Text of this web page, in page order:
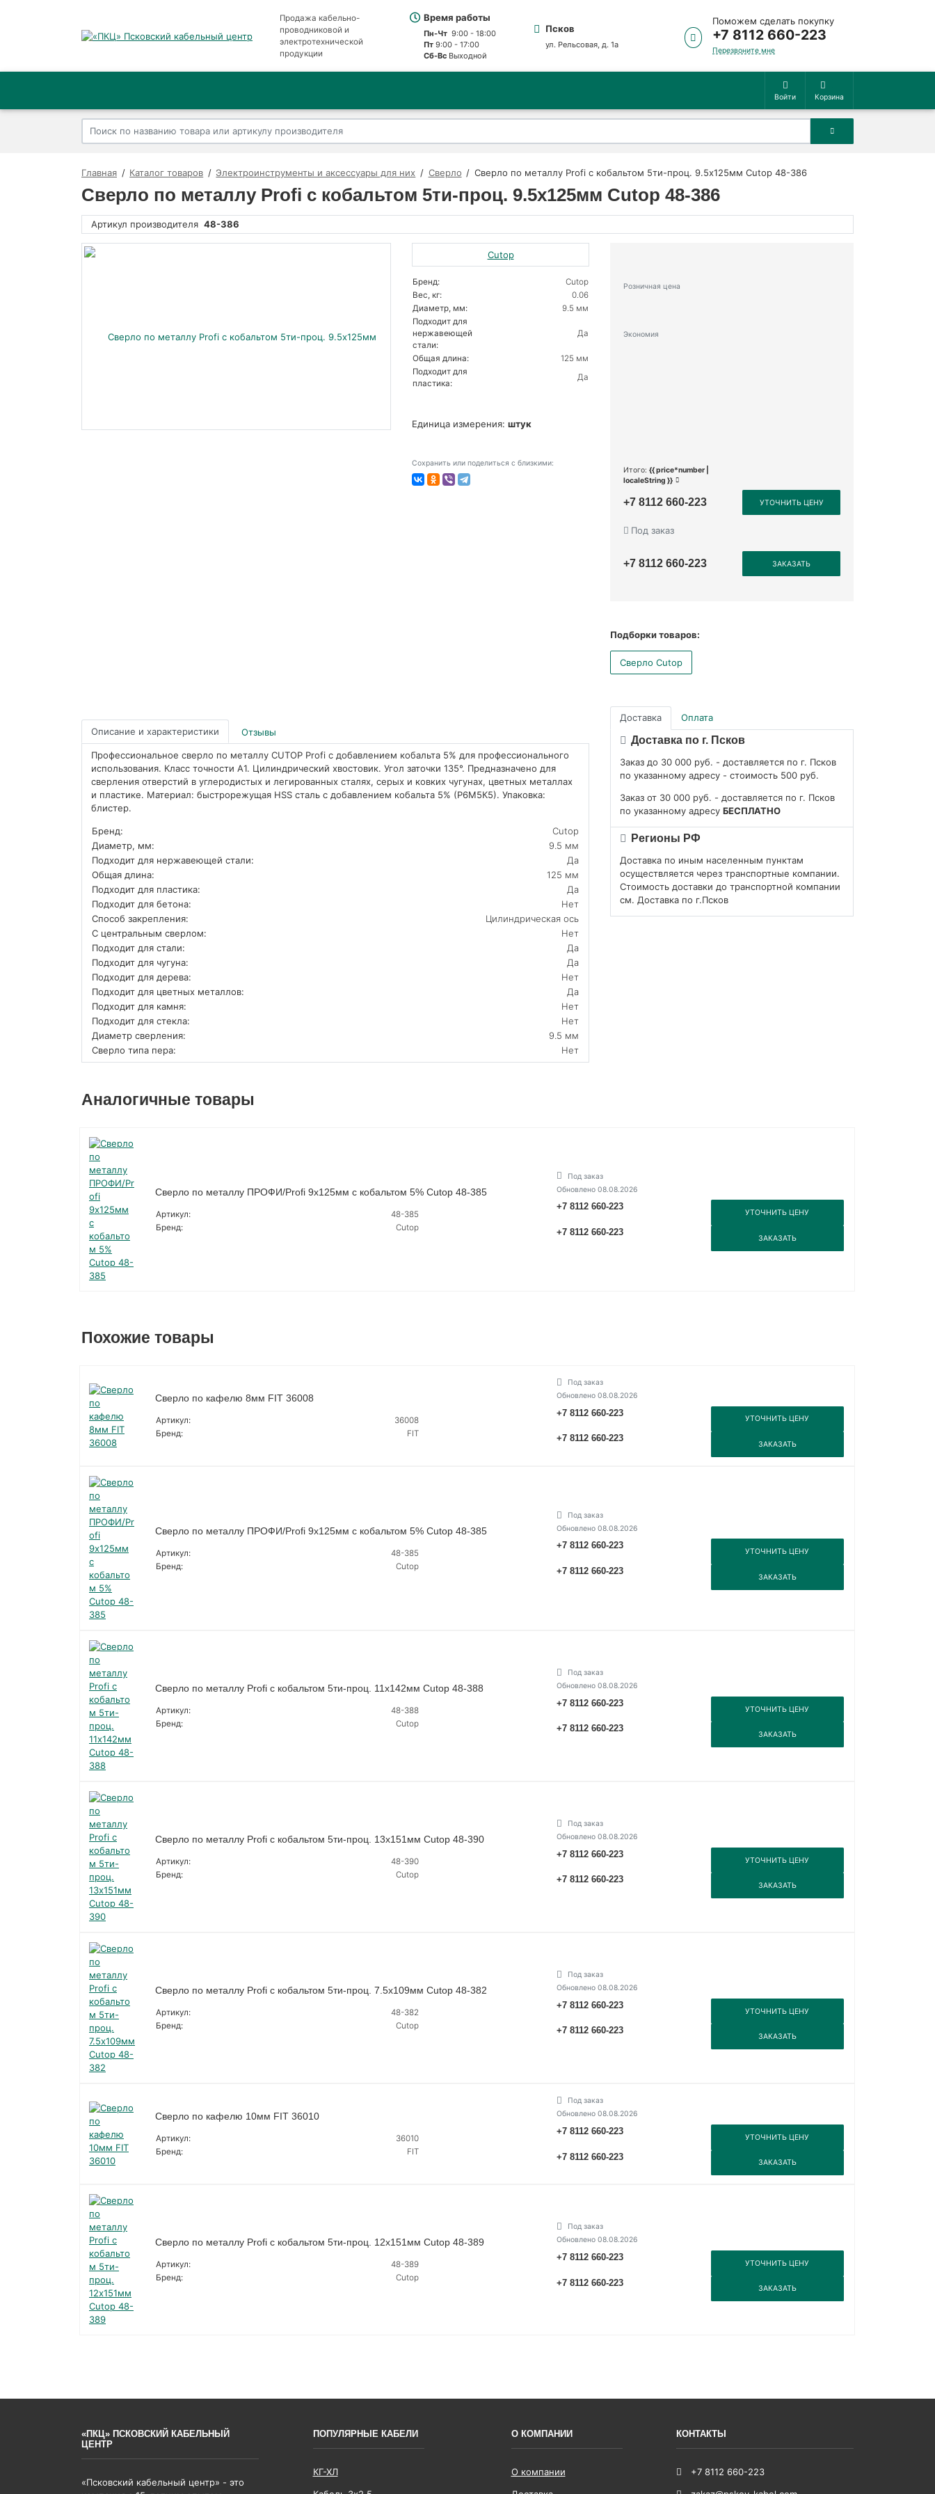
Продажа кабельно-
проводниковой и
электротехнической
продукции
Время работы
Пн-Чт9:00 - 18:00
Пт9:00 - 17:00
Сб-ВсВыходной
Псков
ул. Рельсовая, д. 1а
Поможем сделать покупку
+7 8112 660-223
Перезвоните мне
Войти Корзина
Главная Каталог товаров Электроинструменты и аксессуары для них Сверло Сверло по металлу Profi с кобальтом 5ти-проц. 9.5х125мм Cutop 48-386
Сверло по металлу Profi с кобальтом 5ти-проц. 9.5х125мм Cutop 48-386
Артикул производителя 48-386
Cutop
Бренд:
Cutop
Вес, кг:
0.06
Диаметр, мм:
9.5 мм
Подходит для
нержавеющей
стали:
Да
Общая длина:
125 мм
Подходит для
пластика:
Да
Единица измерения: штук
Сохранить или поделиться с близкими:
Розничная цена
Экономия
Итого: {{ price*number |
localeString }}
+7 8112 660-223 УТОЧНИТЬ ЦЕНУ
Под заказ
+7 8112 660-223 ЗАКАЗАТЬ
Подборки товаров:
Сверло Cutop
Доставка Оплата
Доставка по г. Псков
Заказ до 30 000 руб. - доставляется по г. Псков
по указанному адресу - стоимость 500 руб.
Заказ от 30 000 руб. - доставляется по г. Псков
по указанному адресу БЕСПЛАТНО
Регионы РФ
Доставка по иным населенным пунктам
осуществляется через транспортные компании.
Стоимость доставки до транспортной компании
см. Доставка по г.Псков
Описание и характеристики Отзывы
Профессиональное сверло по металлу CUTOP Profi с добавлением кобальта 5% для профессионального
использования. Класс точности А1. Цилиндрический хвостовик. Угол заточки 135°. Предназначено для
сверления отверстий в углеродистых и легированных сталях, серых и ковких чугунах, цветных металлах
и пластике. Материал: быстрорежущая HSS сталь c добавлением кобальта 5% (Р6М5К5). Упаковка:
блистер.
Бренд:
Cutop
Диаметр, мм:
9.5 мм
Подходит для нержавеющей стали:
Да
Общая длина:
125 мм
Подходит для пластика:
Да
Подходит для бетона:
Нет
Способ закрепления:
Цилиндрическая ось
С центральным сверлом:
Нет
Подходит для стали:
Да
Подходит для чугуна:
Да
Подходит для дерева:
Нет
Подходит для цветных металлов:
Да
Подходит для камня:
Нет
Подходит для стекла:
Нет
Диаметр сверления:
9.5 мм
Сверло типа пера:
Нет
Аналогичные товары
Сверло по металлу ПРОФИ/Profi 9х125мм с кобальтом 5% Cutop 48-385
Артикул:
48-385
Бренд:
Cutop
Под заказ
Обновлено 08.08.2026
+7 8112 660-223
УТОЧНИТЬ ЦЕНУ
+7 8112 660-223
ЗАКАЗАТЬ
Похожие товары
Сверло по кафелю 8мм FIT 36008
Артикул:
36008
Бренд:
FIT
Под заказ
Обновлено 08.08.2026
+7 8112 660-223
УТОЧНИТЬ ЦЕНУ
+7 8112 660-223
ЗАКАЗАТЬ
Сверло по металлу ПРОФИ/Profi 9х125мм с кобальтом 5% Cutop 48-385
Артикул:
48-385
Бренд:
Cutop
Под заказ
Обновлено 08.08.2026
+7 8112 660-223
УТОЧНИТЬ ЦЕНУ
+7 8112 660-223
ЗАКАЗАТЬ
Сверло по металлу Profi с кобальтом 5ти-проц. 11х142мм Cutop 48-388
Артикул:
48-388
Бренд:
Cutop
Под заказ
Обновлено 08.08.2026
+7 8112 660-223
УТОЧНИТЬ ЦЕНУ
+7 8112 660-223
ЗАКАЗАТЬ
Сверло по металлу Profi с кобальтом 5ти-проц. 13х151мм Cutop 48-390
Артикул:
48-390
Бренд:
Cutop
Под заказ
Обновлено 08.08.2026
+7 8112 660-223
УТОЧНИТЬ ЦЕНУ
+7 8112 660-223
ЗАКАЗАТЬ
Сверло по металлу Profi с кобальтом 5ти-проц. 7.5х109мм Cutop 48-382
Артикул:
48-382
Бренд:
Cutop
Под заказ
Обновлено 08.08.2026
+7 8112 660-223
УТОЧНИТЬ ЦЕНУ
+7 8112 660-223
ЗАКАЗАТЬ
Сверло по кафелю 10мм FIT 36010
Артикул:
36010
Бренд:
FIT
Под заказ
Обновлено 08.08.2026
+7 8112 660-223
УТОЧНИТЬ ЦЕНУ
+7 8112 660-223
ЗАКАЗАТЬ
Сверло по металлу Profi с кобальтом 5ти-проц. 12х151мм Cutop 48-389
Артикул:
48-389
Бренд:
Cutop
Под заказ
Обновлено 08.08.2026
+7 8112 660-223
УТОЧНИТЬ ЦЕНУ
+7 8112 660-223
ЗАКАЗАТЬ
«ПКЦ» ПСКОВСКИЙ КАБЕЛЬНЫЙ
ЦЕНТР
«Псковский кабельный центр» - это
ПОПУЛЯРНЫЕ КАБЕЛИ
КГ-ХЛ
О КОМПАНИИ
О компании
КОНТАКТЫ
+7 8112 660-223